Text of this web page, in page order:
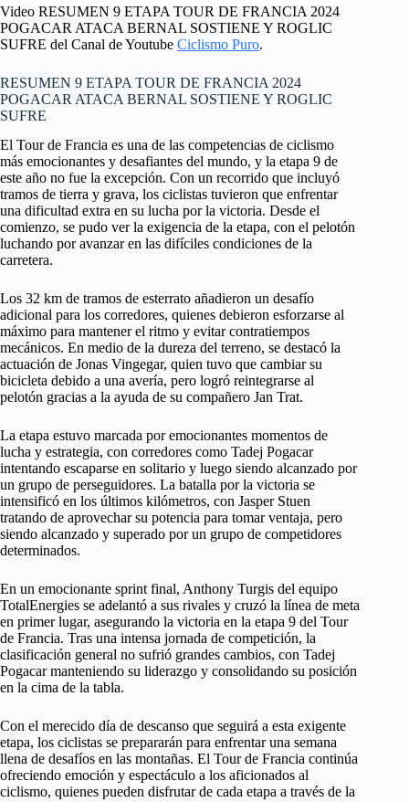
Video RESUMEN 9 ETAPA TOUR DE FRANCIA 2024
POGACAR ATACA BERNAL SOSTIENE Y ROGLIC
SUFRE del Canal de Youtube Ciclismo Puro.
RESUMEN 9 ETAPA TOUR DE FRANCIA 2024
POGACAR ATACA BERNAL SOSTIENE Y ROGLIC
SUFRE
El Tour de Francia es una de las competencias de ciclismo
más emocionantes y desafiantes del mundo, y la etapa 9 de
este año no fue la excepción. Con un recorrido que incluyó
tramos de tierra y grava, los ciclistas tuvieron que enfrentar
una dificultad extra en su lucha por la victoria. Desde el
comienzo, se pudo ver la exigencia de la etapa, con el pelotón
luchando por avanzar en las difíciles condiciones de la
carretera.
Los 32 km de tramos de esterrato añadieron un desafío
adicional para los corredores, quienes debieron esforzarse al
máximo para mantener el ritmo y evitar contratiempos
mecánicos. En medio de la dureza del terreno, se destacó la
actuación de Jonas Vingegar, quien tuvo que cambiar su
bicicleta debido a una avería, pero logró reintegrarse al
pelotón gracias a la ayuda de su compañero Jan Trat.
La etapa estuvo marcada por emocionantes momentos de
lucha y estrategia, con corredores como Tadej Pogacar
intentando escaparse en solitario y luego siendo alcanzado por
un grupo de perseguidores. La batalla por la victoria se
intensificó en los últimos kilómetros, con Jasper Stuen
tratando de aprovechar su potencia para tomar ventaja, pero
siendo alcanzado y superado por un grupo de competidores
determinados.
En un emocionante sprint final, Anthony Turgis del equipo
TotalEnergies se adelantó a sus rivales y cruzó la línea de meta
en primer lugar, asegurando la victoria en la etapa 9 del Tour
de Francia. Tras una intensa jornada de competición, la
clasificación general no sufrió grandes cambios, con Tadej
Pogacar manteniendo su liderazgo y consolidando su posición
en la cima de la tabla.
Con el merecido día de descanso que seguirá a esta exigente
etapa, los ciclistas se prepararán para enfrentar una semana
llena de desafíos en las montañas. El Tour de Francia continúa
ofreciendo emoción y espectáculo a los aficionados al
ciclismo, quienes pueden disfrutar de cada etapa a través de la